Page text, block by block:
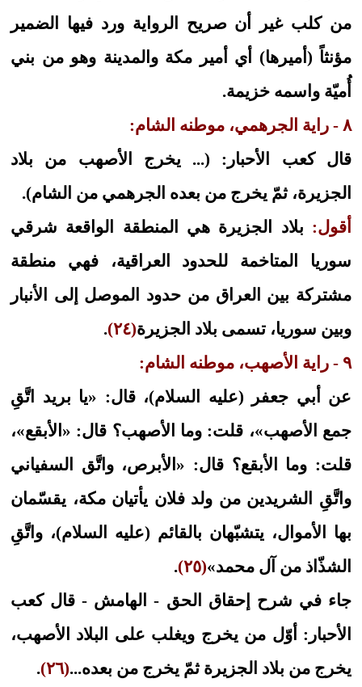
من كلب غير أن صريح الرواية ورد فيها الضمير
مؤنثاً (أميرها) أي أمير مكة والمدينة وهو من بني
أُميّة واسمه خزيمة.
٨ - راية الجرهمي، موطنه الشام:
قال كعب الأحبار: (... يخرج الأصهب من بلاد
الجزيرة، ثمّ يخرج من بعده الجرهمي من الشام).
أقول: بلاد الجزيرة هي المنطقة الواقعة شرقي
سوريا المتاخمة للحدود العراقية، فهي منطقة
مشتركة بين العراق من حدود الموصل إلى الأنبار
وبين سوريا، تسمى بلاد الجزيرة(٢٤)
.
٩ - راية الأصهب، موطنه الشام:
عن أبي جعفر (عليه السلام)، قال: «يا بريد اتَّقِ
جمع الأصهب»، قلت: وما الأصهب؟ قال: «الأبقع»،
قلت: وما الأبقع؟ قال: «الأبرص، واتَّق السفياني
واتَّقِ الشريدين من ولد فلان يأتيان مكة، يقسّمان
بها الأموال، يتشبّهان بالقائم (عليه السلام)، واتَّقِ
الشذّاذ من آل محمد»(٢٥)
.
جاء في شرح إحقاق الحق - الهامش - قال كعب
الأحبار: أوّل من يخرج ويغلب على البلاد الأصهب،
يخرج من بلاد الجزيرة ثمّ يخرج من بعده...(٢٦)
.